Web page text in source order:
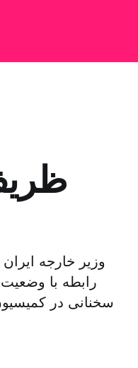
وزیر خارجه
رابطه با
سخنانی در